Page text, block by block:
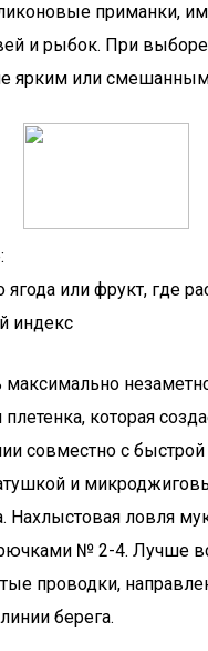
приманки,
и рыбок. При
ярким или
или фрукт, где
индекс
плетенка, которая
совместно с быстрой
и
Нахлыстовая ловля
№ 2-4. Лучше
проводки,
берега.